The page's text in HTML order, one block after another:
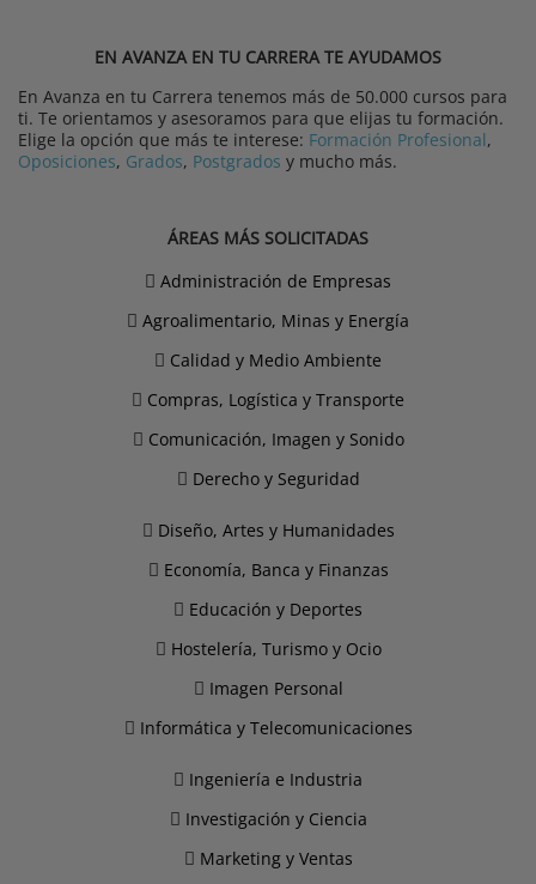
EN AVANZA EN TU CARRERA TE AYUDAMOS
En Avanza en tu Carrera tenemos más de 50.000 cursos para
ti. Te orientamos y asesoramos para que elijas tu formación.
Elige la opción que más te interese: Formación Profesional,
Oposiciones, Grados, Postgrados y mucho más.
ÁREAS MÁS SOLICITADAS
Administración de Empresas
Agroalimentario, Minas y Energía
Calidad y Medio Ambiente
Compras, Logística y Transporte
Comunicación, Imagen y Sonido
Derecho y Seguridad
Diseño, Artes y Humanidades
Economía, Banca y Finanzas
Educación y Deportes
Hostelería, Turismo y Ocio
Imagen Personal
Informática y Telecomunicaciones
Ingeniería e Industria
Investigación y Ciencia
Marketing y Ventas